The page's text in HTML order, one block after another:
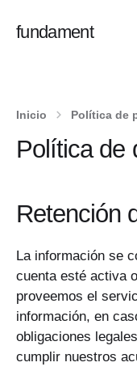
fundament
Inicio Política de
Política de
Retención
La información se
cuenta esté activa
proveemos el
información, en
obligaciones
cumplir nuestros